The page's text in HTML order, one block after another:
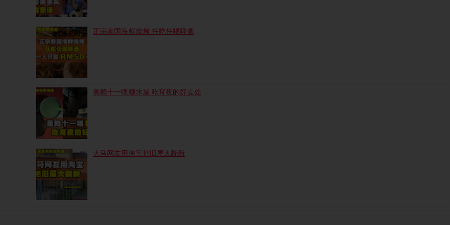
正宗泰国海鲜烧烤 任吃任喝啤酒
蕉赖十一哩糖水屋 吃宵夜的好去处
大马网友用淘宝把旧屋大翻新